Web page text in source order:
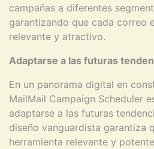
campañas a diferentes
garantizando que cada correo
relevante y atractivo.
Adaptarse a las futuras
En un panorama digital en
MailMail Campaign Scheduler
adaptarse a las futuras
diseño vanguardista garantiza
herramienta relevante y